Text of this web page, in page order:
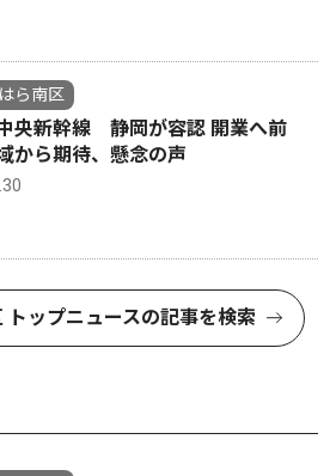
ら南区
央新幹線 静岡が容認 開業へ前
ら期待、懸念の声
トップニュースの記事を検索